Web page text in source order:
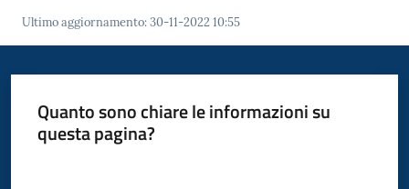
Ultimo aggiornamento:30-11-2022 10:55
Quanto sono chiare le informazioni su
questa pagina?